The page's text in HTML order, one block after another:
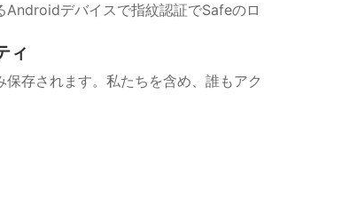
デバイスで指紋認証でSafeのロ
ィ
存されます。私たちを含め、誰もアク